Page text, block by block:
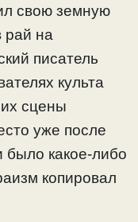
свою земную
рай на
писатель
культа
сцены
уже после
было какое-либо
копировал